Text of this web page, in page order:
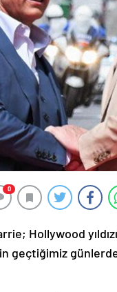
0
Hollywood
geçtiğimiz